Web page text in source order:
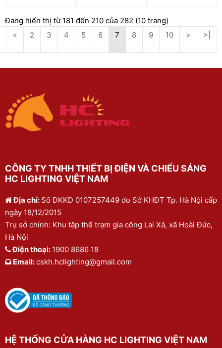
Đang hiển thị từ 181 đến 210 của 282 (10 trang)
<
2 3 4 5 6 7 8 9 10 > >|
CÔNG TY TNHH THIẾT BỊ ĐIỆN VÀ CHIẾU SÁNG
HC LIGHTING VIỆT NAM
Địa chỉ: Số ĐKKD 0107257449 do Sở KHĐT Tp. Hà Nội cấp
ngày 18/12/2015
Trụ sở chính: Khu tập thể trạm gia công Lai Xá, xã Hoài Đức,
Hà Nội
Điện thoại: 1900 8686 18
Email:cskh.hclighting@gmail.com
HỆ THỐNG CỬA HÀNG HC LIGHTING VIỆT NAM